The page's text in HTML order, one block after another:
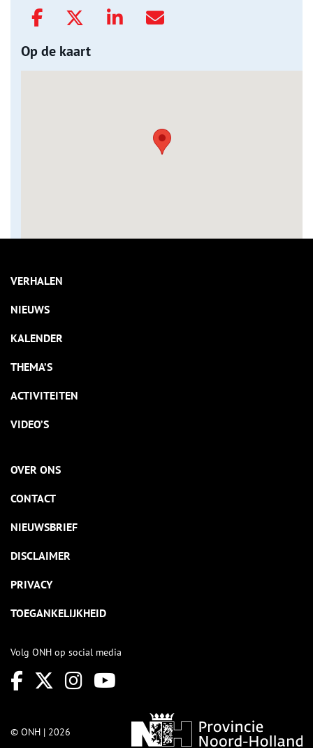
Op de kaart
VERHALEN
NIEUWS
KALENDER
THEMA’S
ACTIVITEITEN
VIDEO’S
OVER ONS
CONTACT
NIEUWSBRIEF
DISCLAIMER
PRIVACY
TOEGANKELIJKHEID
Volg ONH op social media
© ONH | 2026